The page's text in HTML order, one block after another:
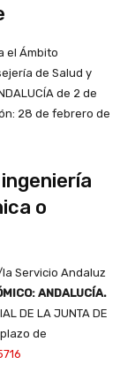
el Ámbito
de Salud y
de 2 de
28 de febrero de
o
la Servicio Andaluz
ANDALUCÍA.
DE LA JUNTA DE
de